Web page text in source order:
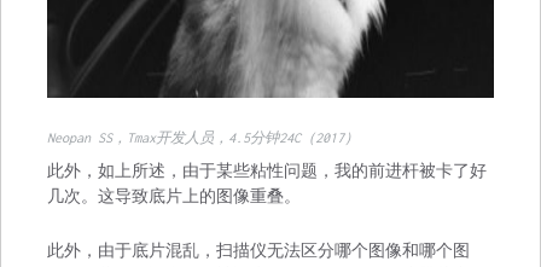
Neopan SS，Tmax开发人员，4.5分钟24C（2017）
此外，如上所述，由于某些粘性问题，我的前进杆被卡了好
几次。这导致底片上的图像重叠。
此外，由于底片混乱，扫描仪无法区分哪个图像和哪个图